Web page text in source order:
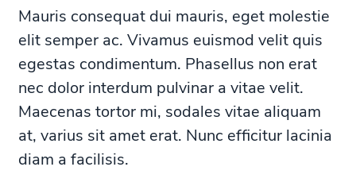
Mauris consequat dui mauris, eget molestie
elit semper ac. Vivamus euismod velit quis
egestas condimentum. Phasellus non erat
nec dolor interdum pulvinar a vitae velit.
Maecenas tortor mi, sodales vitae aliquam
at, varius sit amet erat. Nunc efficitur lacinia
diam a facilisis.